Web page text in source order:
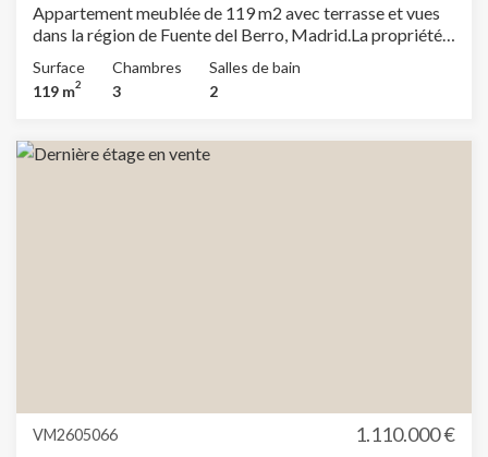
Appartement meublée de 119 m2 avec terrasse et vues
dans la région de Fuente del Berro, Madrid.La propriété
Surface
119 m2
Chambres
3
Salles de bain
2
VM2605066
1.110.000 €